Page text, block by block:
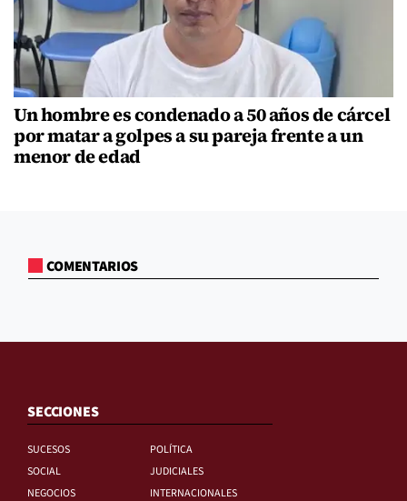
Un hombre es condenado a 50 años de cárcel
por matar a golpes a su pareja frente a un
menor de edad
COMENTARIOS
SECCIONES
SUCESOS
POLÍTICA
SOCIAL
JUDICIALES
NEGOCIOS
INTERNACIONALES